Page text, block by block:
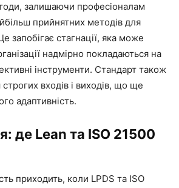
залишаючи професіоналам
прийнятних методів для
запобігає стагнації, яка може
надмірно покладаються на
інструменти. Стандарт також
входів і виходів, що ще
адаптивність.
де Lean та ISO 21500
приходить, коли LPDS та ISO